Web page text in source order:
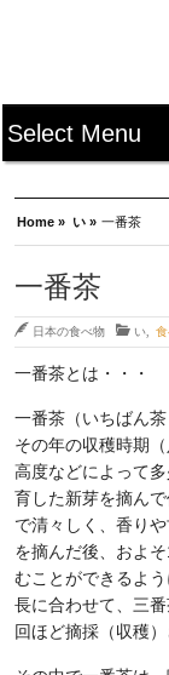
Home » い » 一番茶
一番茶
日本の食べ物 い
一番茶とは・・・
一番茶（いちばん
その年の収穫時期
高度などによって
育した新芽を摘ん
で清々しく、香り
を摘んだ後、およ
むことができるよ
長に合わせて、三
回ほど摘採（収穫）